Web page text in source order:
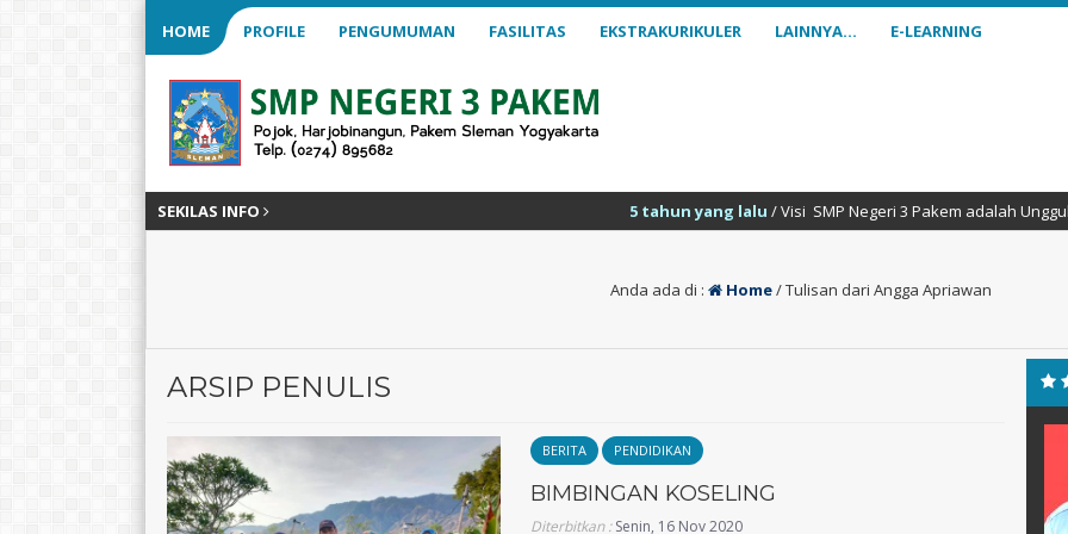
HOME PROFILE PENGUMUMAN FASILITAS EKSTRAKURIKULER LAINNYA… E-LEARNING
SEKILAS INFO 5 tahun yang lalu/ Visi SMP Negeri 3 Pakem adalah Unggul dalam
Anda ada di : Home/Tulisan dari Angga Apriawan
ARSIP PENULIS
BERITA PENDIDIKAN
BIMBINGAN KOSELING
Diterbitkan :Senin, 16 Nov 2020
19990722 202521 2 036
Muhamad Nur Sidik, A. Md
NIK
NIP 19911208 202521 1 063